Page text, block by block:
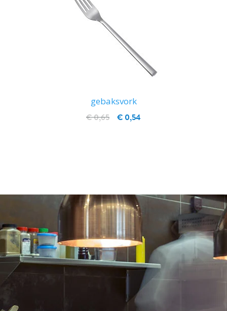
gebaksvork
€ 0,54
€ 0,65